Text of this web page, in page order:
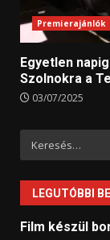
Premierajánlók
Egyetlen
Szolnokra a
03/07/2025
Keresés:
LEGUTÓBBI
Film készül